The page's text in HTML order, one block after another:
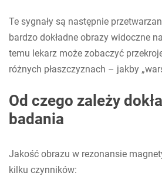
Te sygnały są następnie
bardzo dokładne obrazy widoczne
temu lekarz może zobaczyć
różnych płaszczyznach – jakby
Od czego zależy
badania
Jakość obrazu w rezonansie
kilku czynników: